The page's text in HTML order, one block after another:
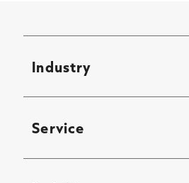
Industry
Service